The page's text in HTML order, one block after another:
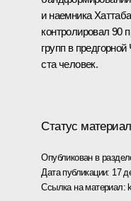
и наемника
контролировал 90
групп в
ста человек.
Статус
Опубликован в
Дата публикации: 17
Ссылка на материал: